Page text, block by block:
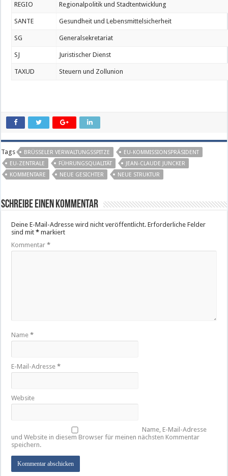
REGIO Regionalpolitik und Stadtentwicklung
SANTE Gesundheit und Lebensmittelsicherheit
SG Generalsekretariat
SJ Juristischer Dienst
TAXUD Steuern und Zollunion
Tags BRÜSSELER VERWALTUNGSSPITZE
EU-KOMMISSIONSPRÄSIDENT
EU-ZENTRALE
FÜHRUNGSQUALITÄT
JEAN-CLAUDE JUNCKER
KOMMENTARE
NEUE GESICHTER NEUE STRUKTUR
Schreibe einen Kommentar
Deine E-Mail-Adresse wird nicht veröffentlicht. Erforderliche Felder
sind mit* markiert
Kommentar*
Name*
E-Mail-Adresse*
Website
Name, E-Mail-Adresse
und Website in diesem Browser für meinen nächsten Kommentar
speichern.